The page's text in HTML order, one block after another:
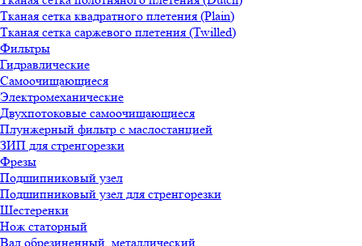
Тканая сетка квадратного плетения (Plain)
Тканая сетка саржевого плетения (Twilled)
Фильтры
Гидравлические
Самоочищающиеся
Электромеханические
Двухпотоковые самоочищающиеся
Плунжерный фильтр с маслостанцией
ЗИП для стренгорезки
Фрезы
Подшипниковый узел
Подшипниковый узел для стренгорезки
Шестеренки
Нож статорный
Вал обрезиненный, металлический